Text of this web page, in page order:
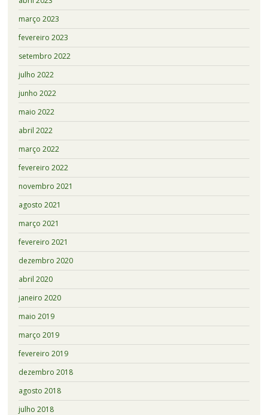
março 2023
fevereiro 2023
setembro 2022
julho 2022
junho 2022
maio 2022
abril 2022
março 2022
fevereiro 2022
novembro 2021
agosto 2021
março 2021
fevereiro 2021
dezembro 2020
abril 2020
janeiro 2020
maio 2019
março 2019
fevereiro 2019
dezembro 2018
agosto 2018
julho 2018